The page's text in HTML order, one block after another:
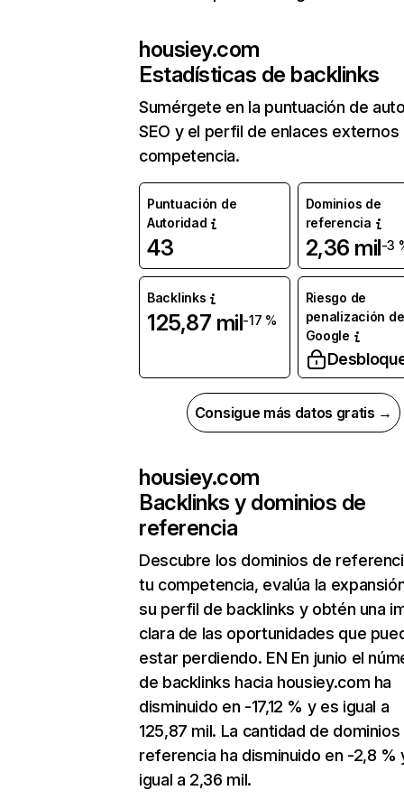
housiey.com
Estadísticas de backlinks
Sumérgete en la puntuación de
SEO y el perfil de enlaces externos
competencia.
Puntuación de
Autoridad
43
Dominios de
referencia
2,36 mil-3
Backlinks
125,87 mil-17 %
Riesgo de
penalización de
Google
Consigue más datos gratis →
housiey.com
Backlinks y dominios de
referencia
Descubre los dominios de
tu competencia, evalúa la
su perfil de backlinks y obtén una
clara de las oportunidades que
estar perdiendo. EN En junio el
de backlinks hacia housiey.com ha
disminuido en -17,12 % y es igual a
125,87 mil. La cantidad de
referencia ha disminuido en -2,8 %
igual a 2,36 mil.